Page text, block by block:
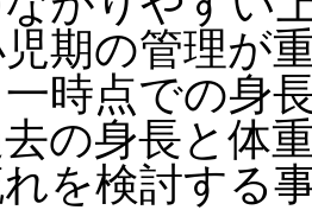
期の管理が
時点での身
の身長と体
を検討する